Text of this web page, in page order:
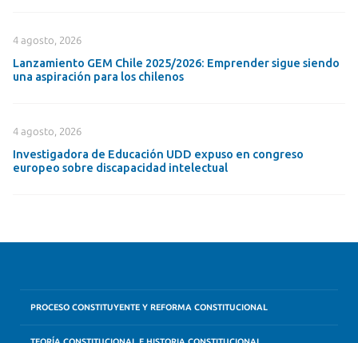
4 agosto, 2026
Lanzamiento GEM Chile 2025/2026: Emprender sigue siendo
una aspiración para los chilenos
4 agosto, 2026
Investigadora de Educación UDD expuso en congreso
europeo sobre discapacidad intelectual
PROCESO CONSTITUYENTE Y REFORMA CONSTITUCIONAL